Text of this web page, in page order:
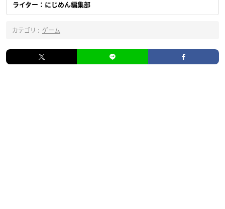
ライター：にじめん編集部
カテゴリ : ゲーム